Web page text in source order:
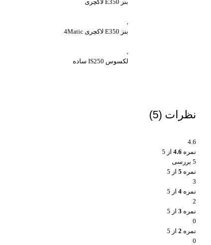
بنز E350 لاکچری
بنز E350 لاکچری 4Matic
لکسوس IS250 ساده
نظرات (5)
4.6
نمره 4.6 از 5
5 بررسی
نمره 5 از 5
3
نمره 4 از 5
2
نمره 3 از 5
0
نمره 2 از 5
0